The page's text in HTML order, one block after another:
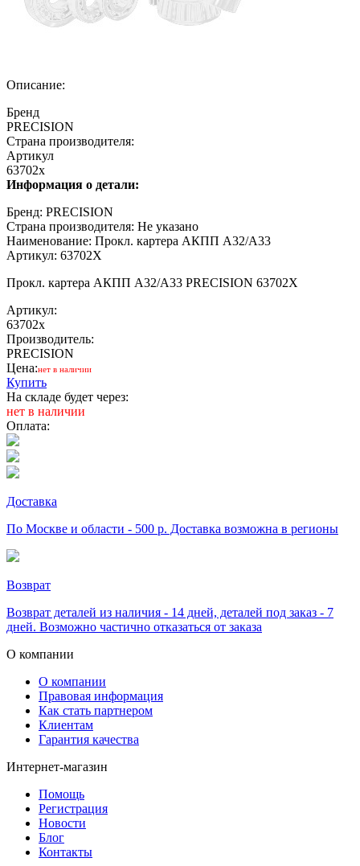
Описание:
Бренд
PRECISION
Страна производителя:
Артикул
63702x
Информация о детали:
Бренд: PRECISION
Страна производителя: Не указано
Наименование: Прокл. картера АКПП А32/A33
Артикул: 63702X
Прокл. картера АКПП А32/A33 PRECISION 63702X
Артикул:
63702x
Производитель:
PRECISION
Цена:нет в наличии
Купить
На складе будет через:
нет в наличии
Оплата:
Доставка
По Москве и области - 500 р. Доставка возможна в регионы
Возврат
Возврат деталей из наличия - 14 дней, деталей под заказ - 7
дней. Возможно частично отказаться от заказа
О компании
О компании
Правовая информация
Как стать партнером
Клиентам
Гарантия качества
Интернет-магазин
Помощь
Регистрация
Новости
Блог
Контакты